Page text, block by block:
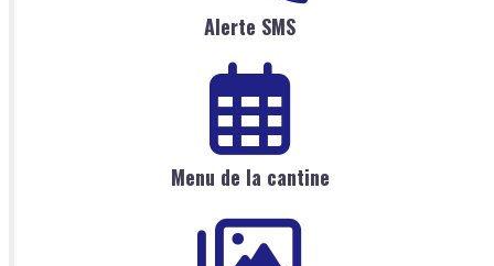
Alerte SMS
Menu de la cantine